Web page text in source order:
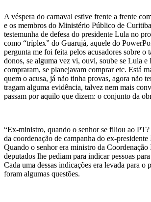
A véspera do carnaval estive frente a frente
e os membros do Ministério Público de
testemunha de defesa do presidente Lula no
como “tríplex” do Guarujá, aquele do
pergunta me foi feita pelos acusadores sobre o
donos, se alguma vez vi, ouvi, soube se Lula e
compraram, se planejavam comprar etc. Está
quem o acusa, já não tinha provas, agora não
tragam alguma evidência, talvez nem mais
passam por aquilo que dizem: o conjunto da
“Ex-ministro, quando o senhor se filiou ao
da coordenação de campanha do ex-
Quando o senhor era ministro da Coordenação
deputados lhe pediam para indicar pessoas
Cada uma dessas indicações era levada para o
foram algumas questões.